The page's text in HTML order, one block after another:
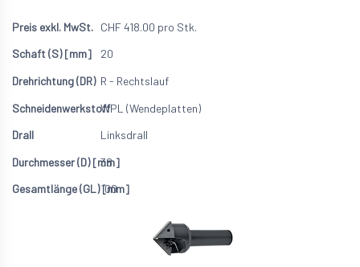
CHF418.00 pro Stk.
20
R - Rechtslauf
WPL (Wendeplatten)
Linksdrall
38
100